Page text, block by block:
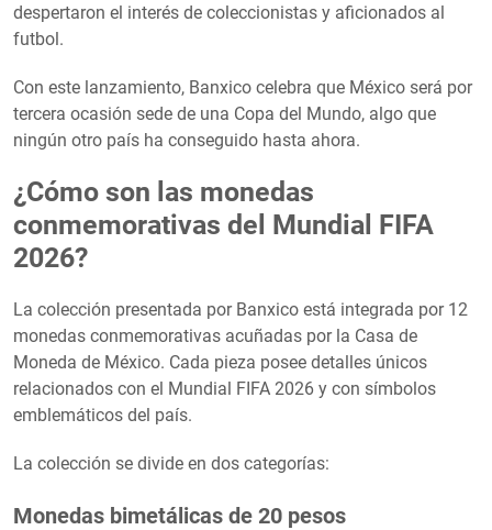
despertaron el interés de coleccionistas y aficionados al
futbol.
Con este lanzamiento, Banxico celebra que México será por
tercera ocasión sede de una Copa del Mundo, algo que
ningún otro país ha conseguido hasta ahora.
¿Cómo son las monedas
conmemorativas del Mundial FIFA
2026?
La colección presentada por Banxico está integrada por 12
monedas conmemorativas acuñadas por la Casa de
Moneda de México. Cada pieza posee detalles únicos
relacionados con el Mundial FIFA 2026 y con símbolos
emblemáticos del país.
La colección se divide en dos categorías:
Monedas bimetálicas de 20 pesos